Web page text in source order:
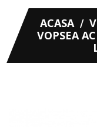
ACASA
VOPSEA